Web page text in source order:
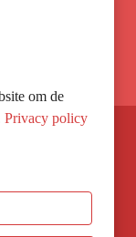
om de
Privacy policy